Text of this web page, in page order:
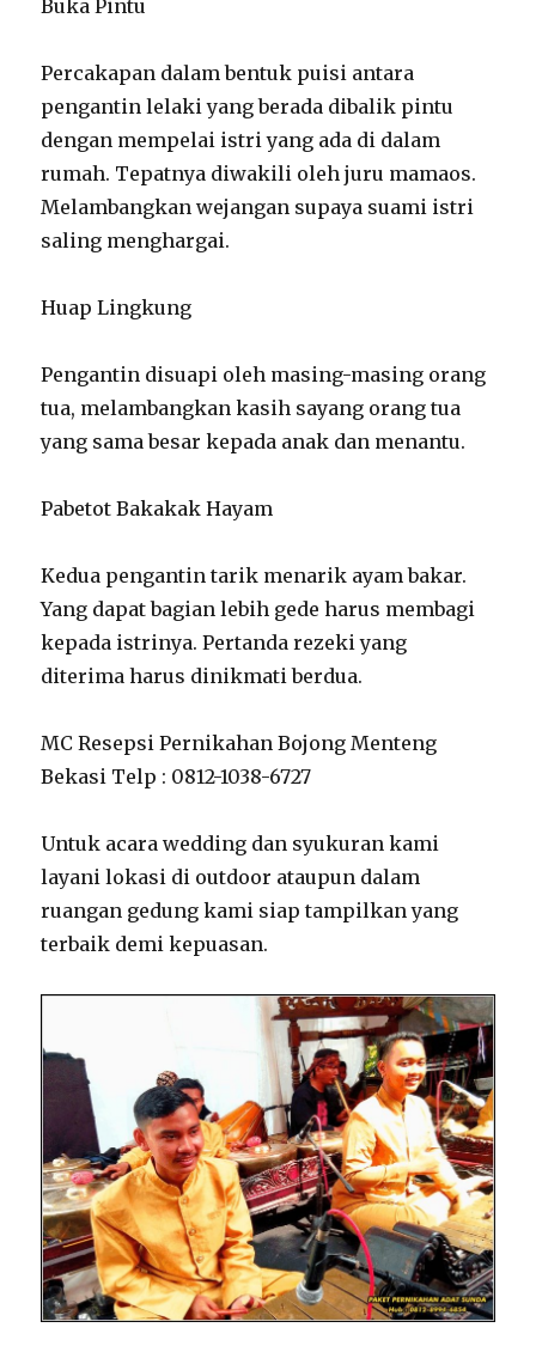
Buka Pintu
Percakapan dalam bentuk puisi antara
pengantin lelaki yang berada dibalik pintu
dengan mempelai istri yang ada di dalam
rumah. Tepatnya diwakili oleh juru mamaos.
Melambangkan wejangan supaya suami istri
saling menghargai.
Huap Lingkung
Pengantin disuapi oleh masing-masing orang
tua, melambangkan kasih sayang orang tua
yang sama besar kepada anak dan menantu.
Pabetot Bakakak Hayam
Kedua pengantin tarik menarik ayam bakar.
Yang dapat bagian lebih gede harus membagi
kepada istrinya. Pertanda rezeki yang
diterima harus dinikmati berdua.
MC Resepsi Pernikahan Bojong Menteng
Bekasi Telp : 0812-1038-6727
Untuk acara wedding dan syukuran kami
layani lokasi di outdoor ataupun dalam
ruangan gedung kami siap tampilkan yang
terbaik demi kepuasan.